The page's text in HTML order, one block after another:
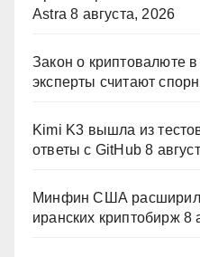
Astra 8 августа, 2026
Закон о криптовалюте
эксперты считают
Kimi K3 вышла из
ответы с GitHub 8
Минфин США расширил
иранских криптобирж 8